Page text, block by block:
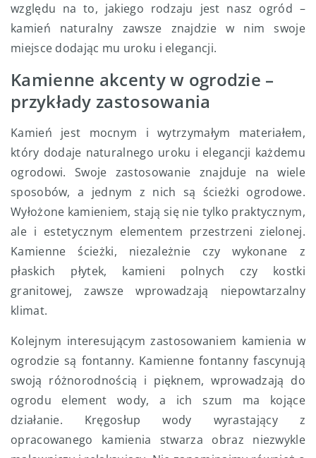
względu na to, jakiego rodzaju jest nasz ogród –
kamień naturalny zawsze znajdzie w nim swoje
miejsce dodając mu uroku i elegancji.
Kamienne akcenty w ogrodzie –
przykłady zastosowania
Kamień jest mocnym i wytrzymałym materiałem,
który dodaje naturalnego uroku i elegancji każdemu
ogrodowi. Swoje zastosowanie znajduje na wiele
sposobów, a jednym z nich są ścieżki ogrodowe.
Wyłożone kamieniem, stają się nie tylko praktycznym,
ale i estetycznym elementem przestrzeni zielonej.
Kamienne ścieżki, niezależnie czy wykonane z
płaskich płytek, kamieni polnych czy kostki
granitowej, zawsze wprowadzają niepowtarzalny
klimat.
Kolejnym interesującym zastosowaniem kamienia w
ogrodzie są fontanny. Kamienne fontanny fascynują
swoją różnorodnością i pięknem, wprowadzają do
ogrodu element wody, a ich szum ma kojące
działanie. Kręgosłup wody wyrastający z
opracowanego kamienia stwarza obraz niezwykle